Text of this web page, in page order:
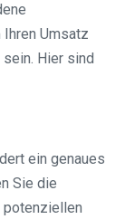
Ihren Umsatz
sein. Hier sind
ein genaues
Sie die
potenziellen